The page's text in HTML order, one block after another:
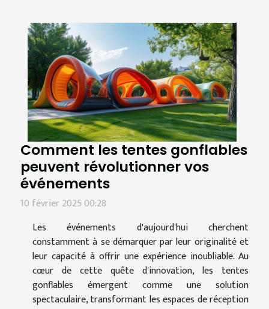
Comment les tentes gonflables
peuvent révolutionner vos
événements
10 février 2025 00:28
Les événements d'aujourd'hui cherchent
constamment à se démarquer par leur originalité et
leur capacité à offrir une expérience inoubliable. Au
cœur de cette quête d'innovation, les tentes
gonflables émergent comme une solution
spectaculaire, transformant les espaces de réception